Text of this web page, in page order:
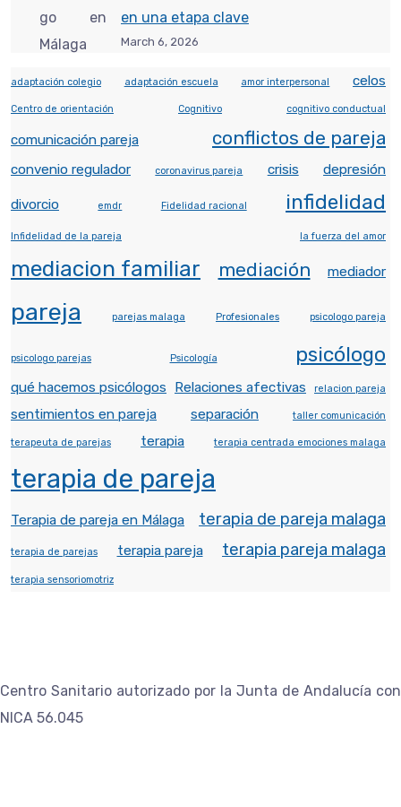
en una etapa clave
March 6, 2026
adaptación colegio adaptación escuela amor interpersonal celos
Centro de orientación Cognitivo cognitivo conductual
comunicación pareja conflictos de pareja
convenio regulador coronavirus pareja crisis depresión
divorcio emdr Fidelidad racional infidelidad
Infidelidad de la pareja la fuerza del amor
mediacion familiar mediación mediador
pareja parejas malaga Profesionales psicologo pareja
psicologo parejas Psicología psicólogo
qué hacemos psicólogos Relaciones afectivas relacion pareja
sentimientos en pareja separación taller comunicación
terapeuta de parejas terapia terapia centrada emociones malaga
terapia de pareja
Terapia de pareja en Málaga terapia de pareja malaga
terapia de parejas terapia pareja terapia pareja malaga
terapia sensoriomotriz
Centro Sanitario autorizado por la Junta de Andalucía con
NICA 56.045